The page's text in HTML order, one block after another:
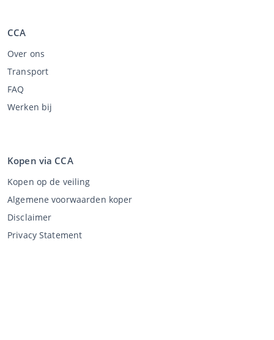
CCA
Over ons
Transport
FAQ
Werken bij
Kopen via CCA
Kopen op de veiling
Algemene voorwaarden koper
Disclaimer
Privacy Statement